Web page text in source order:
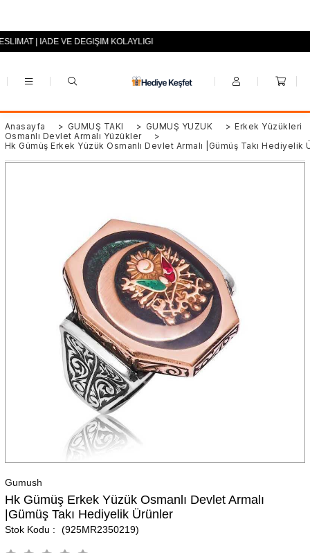
+90 (0553) 694 94 70
| İADE VE DEĞİŞİM KOLAYLIĞI
Anasayfa > GÜMÜŞ TAKI > GÜMÜŞ YÜZÜK > Erkek Yüzükleri
Osmanlı Devlet Armalı Yüzükler
>
Hk Gümüş Erkek Yüzük Osmanlı Devlet Armalı |Gümüş Takı Hediyelik
Gumush
Hk Gümüş Erkek Yüzük Osmanlı Devlet Armalı
|Gümüş Takı Hediyelik Ürünler
(925MR2350219)